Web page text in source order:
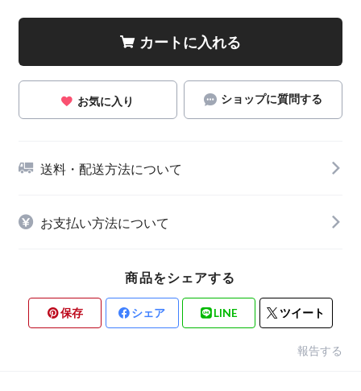
カートに入れる
お気に入り ショップに質問する
送料・配送方法について
お支払い方法について
商品をシェアする
保存 シェア LINE ツイート
報告する